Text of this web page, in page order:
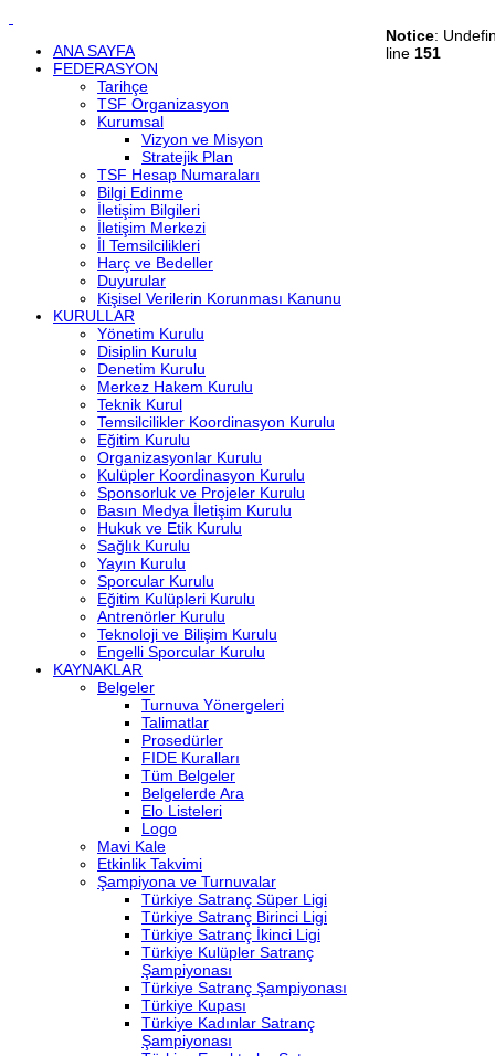
ANA SAYFA
FEDERASYON
Tarihçe
TSF Organizasyon
Kurumsal
Vizyon ve Misyon
Stratejik Plan
TSF Hesap Numaraları
Bilgi Edinme
İletişim Bilgileri
İletişim Merkezi
İl Temsilcilikleri
Harç ve Bedeller
Duyurular
Kişisel Verilerin Korunması Kanunu
KURULLAR
Yönetim Kurulu
Disiplin Kurulu
Denetim Kurulu
Merkez Hakem Kurulu
Teknik Kurul
Temsilcilikler Koordinasyon Kurulu
Eğitim Kurulu
Organizasyonlar Kurulu
Kulüpler Koordinasyon Kurulu
Sponsorluk ve Projeler Kurulu
Basın Medya İletişim Kurulu
Hukuk ve Etik Kurulu
Sağlık Kurulu
Yayın Kurulu
Sporcular Kurulu
Eğitim Kulüpleri Kurulu
Antrenörler Kurulu
Teknoloji ve Bilişim Kurulu
Engelli Sporcular Kurulu
KAYNAKLAR
Belgeler
Turnuva Yönergeleri
Talimatlar
Prosedürler
FIDE Kuralları
Tüm Belgeler
Belgelerde Ara
Elo Listeleri
Logo
Mavi Kale
Etkinlik Takvimi
Şampiyona ve Turnuvalar
Türkiye Satranç Süper Ligi
Türkiye Satranç Birinci Ligi
Türkiye Satranç İkinci Ligi
Türkiye Kulüpler Satranç
Şampiyonası
Türkiye Satranç Şampiyonası
Türkiye Kupası
Türkiye Kadınlar Satranç
Şampiyonası
Notice:
line 151